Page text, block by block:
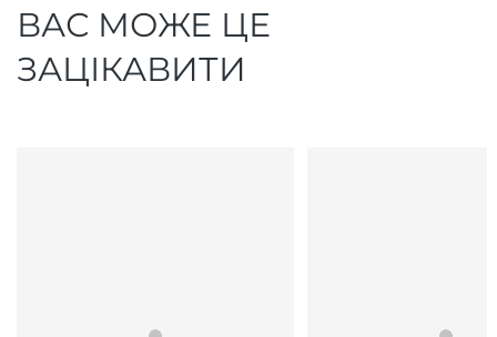
ВАС МОЖЕ ЦЕ
ЗАЦІКАВИТИ